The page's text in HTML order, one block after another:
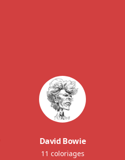
David Bowie
11 coloriages